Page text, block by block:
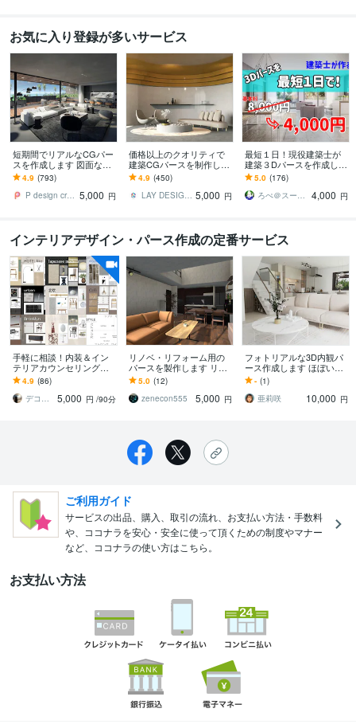
お気に入り登録が多いサービス
短期間でリアルなCGパー
スを作成します 図面なしo
k、納期まで時間が無い
方、予算が少なめの方歓
迎
4.9 (793)
P design create 5,000 円
価格以上のクオリティで
建築CGパースを制作しま
す ◆建築CGパースをご検
討の建築会社、施主様、
オーナー向け
4.9 (450)
LAY DESIGN OFFICE 5,000 円
最短１日！現役建築士が
建築３Dパースを作成しま
す 【プロが作るから早く
て正確！】住宅店舗・内
観外観CGイメージ
5.0 (176)
ろぺ＠スーツケース１個で生きる人
4,000 円
インテリアデザイン・パース作成の定番サービス
手軽に相談！内装＆イン
テリアカウンセリングし
ます 住宅｜個人サロン｜
民泊｜プロのアドバイス
で理想の空間を実現！
4.9 (86)
デコレクション・インテリオ｜祐紀子
5,000 円 /90分
リノベ・リフォーム用の
パースを製作します リノ
ベーションの完成イメー
ジを可視化させたい方々
にぜひ！
5.0 (12)
zenecon555
5,000 円
フォトリアルな3D内観パ
ース作成します ほぼいつ
でも対応可能！女性目線
で素早く丁寧な仕事を心
掛けます
- (1)
亜莉咲
10,000 円
ご利用ガイド
サービスの出品、購入、取引の流れ、お支払い方法・手数料
や、ココナラを安心・安全に使って頂くための制度やマナー
など、ココナラの使い方はこちら。
お支払い方法